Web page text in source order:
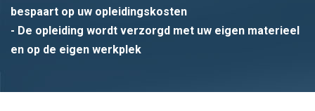
bespaart op uw opleidingskosten
- De opleiding wordt verzorgd met uw eigen materieel
en op de eigen werkplek